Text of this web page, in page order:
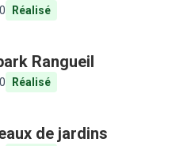
0 Réalisé
Rangueil
0 Réalisé
de jardins